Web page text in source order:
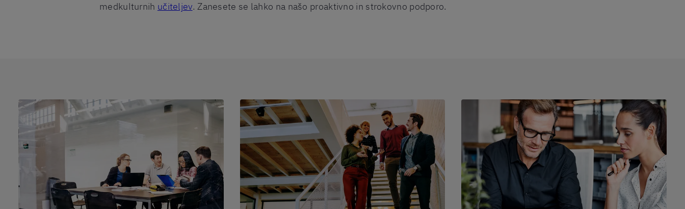
medkulturnih učiteljev. Zanesete se lahko na našo proaktivno in strokovno podporo.